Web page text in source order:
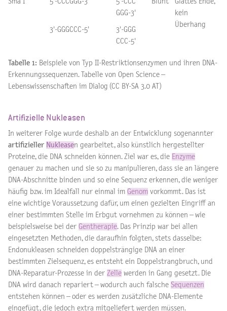
GGG-3'
kein
Überhang
3'-GGGCCC-5'
3'-GGG
CCC-5'
Tabelle 1: Beispiele von Typ II-Restriktionsenzymen und ihren DNA-
Erkennungssequenzen. Tabelle von Open Science –
Lebenswissenschaften im Dialog (CC BY-SA 3.0 AT)
Artifizielle Nukleasen
In weiterer Folge wurde deshalb an der Entwicklung sogenannter
artifizieller Nukleasen gearbeitet, also künstlich hergestellter
Proteine, die DNA schneiden können. Ziel war es, die Enzyme
genauer zu machen und sie so zu manipulieren, dass sie an längere
DNA-Abschnitte binden und so eine Sequenz erkennen, die weniger
häufig bzw. im Idealfall nur einmal im Genom vorkommt. Das ist
eine wichtige Voraussetzung dafür, um einen gezielten Eingriff an
einer bestimmten Stelle im Erbgut vornehmen zu können – wie
beispielsweise bei der Gentherapie. Das Prinzip war bei allen
eingesetzten Methoden, die daraufhin folgten, stets dasselbe:
Endonukleasen schneiden doppelsträngige DNA an einer
bestimmten Zielsequenz, es entsteht ein Doppelstrangbruch, und
DNA-Reparatur-Prozesse in der Zelle werden in Gang gesetzt. Die
DNA wird danach repariert – wodurch auch falsche Sequenzen
entstehen können – oder es werden zusätzliche DNA-Elemente
eingefügt, die jedoch extra mitgeliefert werden müssen.